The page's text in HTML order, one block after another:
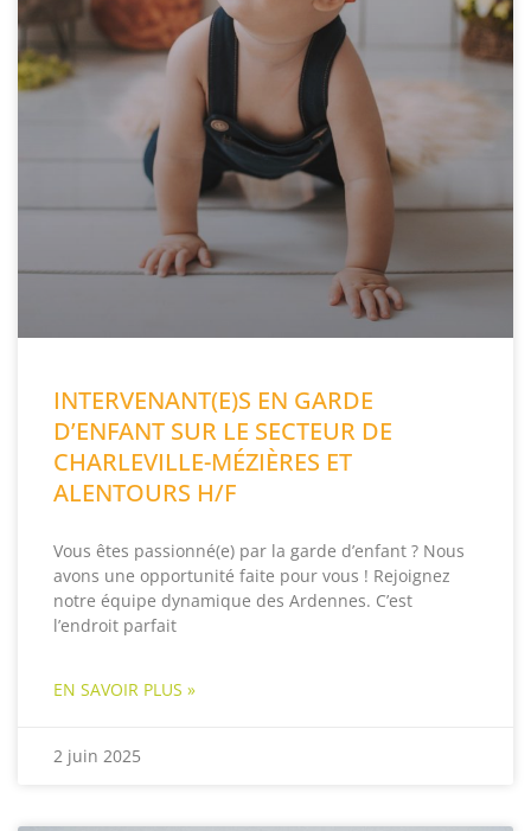
INTERVENANT(E)S EN GARDE
D’ENFANT SUR LE SECTEUR DE
CHARLEVILLE-MÉZIÈRES ET
ALENTOURS H/F
Vous êtes passionné(e) par la garde d’enfant ? Nous
avons une opportunité faite pour vous ! Rejoignez
notre équipe dynamique des Ardennes. C’est
l’endroit parfait
EN SAVOIR PLUS »
2 juin 2025